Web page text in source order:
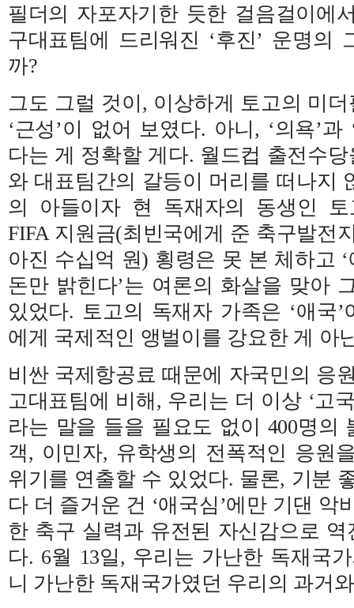
필더의 자포자기한 듯한 걸음걸이에
구대표팀에 드리워진 ‘후진’ 운명의
까?
그도 그럴 것이, 이상하게 토고의 미
‘근성’이 없어 보였다. 아니, ‘의욕’
다는 게 정확할 게다. 월드컵 출전수
와 대표팀간의 갈등이 머리를 떠나지
의 아들이자 현 독재자의 동생인 토
FIFA 지원금(최빈국에게 준 축구발전
아진 수십억 원) 횡령은 못 본 체하고
돈만 밝힌다’는 여론의 화살을 맞아
있었다. 토고의 독재자 가족은 ‘애국
에게 국제적인 앵벌이를 강요한 게 아
비싼 국제항공료 때문에 자국민의 응
고대표팀에 비해, 우리는 더 이상 ‘고
라는 말을 들을 필요도 없이 400명의
객, 이민자, 유학생의 전폭적인 응원
위기를 연출할 수 있었다. 물론, 기분
다 더 즐거운 건 ‘애국심’에만 기댄 악
한 축구 실력과 유전된 자신감으로
다. 6월 13일, 우리는 가난한 독재국
니 가난한 독재국가였던 우리의 과거